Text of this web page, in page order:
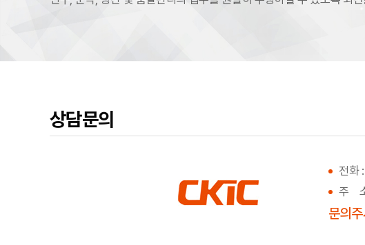
상담문의
전화
주 소
문의